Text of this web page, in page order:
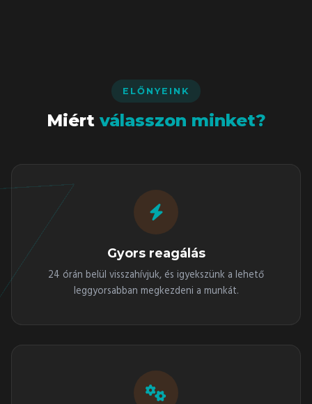
ELŐNYEINK
Miért válasszon minket?
Gyors reagálás
24 órán belül visszahívjuk, és igyekszünk a lehető
leggyorsabban megkezdeni a munkát.